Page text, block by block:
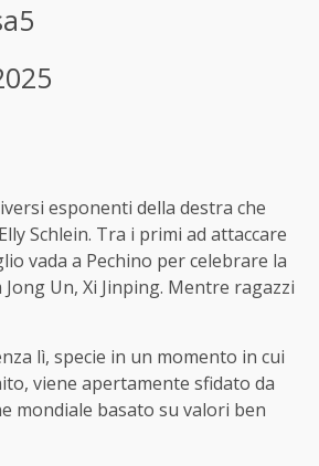
esponenti della destra che
Schlein. Tra i primi ad attaccare
vada a Pechino per celebrare la
Un, Xi Jinping. Mentre ragazzi
lì, specie in un momento in cui
viene apertamente sfidato da
mondiale basato su valori ben